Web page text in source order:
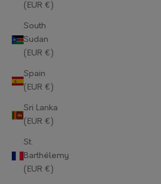
(EUR €)
South
Sudan
(EUR €)
Spain
(EUR €)
Sri Lanka
(EUR €)
St.
Barthélemy
(EUR €)
Mauritius (EUR €)
Moldova (EUR €)
Monaco (EUR €)
Montenegro (EUR €)